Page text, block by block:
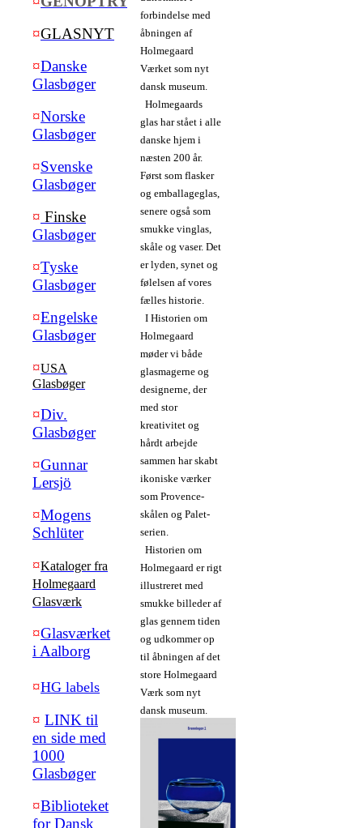
¤GLASNYT
¤Danske
Glasbøger
¤Norske
Glasbøger
¤Svenske
Glasbøger
¤ Finske
Glasbøger
¤Tyske
Glasbøger
¤Engelske
Glasbøger
¤USA
Glasbøger
¤Div.
Glasbøger
¤Gunnar
Lersjö
¤Mogens
Schlüter
¤Kataloger fra
Holmegaard
Glasværk
¤Glasværket
i Aalborg
¤HG labels
¤ LINK til
en side med
1000
Glasbøger
¤Biblioteket
for Dansk
forbindelse med
åbningen af
Holmegaard
Værket som nyt
dansk museum.
Holmegaards
glas har stået i alle
danske hjem i
næsten 200 år.
Først som flasker
og emballageglas,
senere også som
smukke vinglas,
skåle og vaser. Det
er lyden, synet og
følelsen af vores
fælles historie.
I Historien om
Holmegaard
møder vi både
glasmagerne og
designerne, der
med stor
kreativitet og
hårdt arbejde
sammen har skabt
ikoniske værker
som Provence-
skålen og Palet-
serien.
Historien om
Holmegaard er rigt
illustreret med
smukke billeder af
glas gennem tiden
og udkommer op
til åbningen af det
store Holmegaard
Værk som nyt
dansk museum.